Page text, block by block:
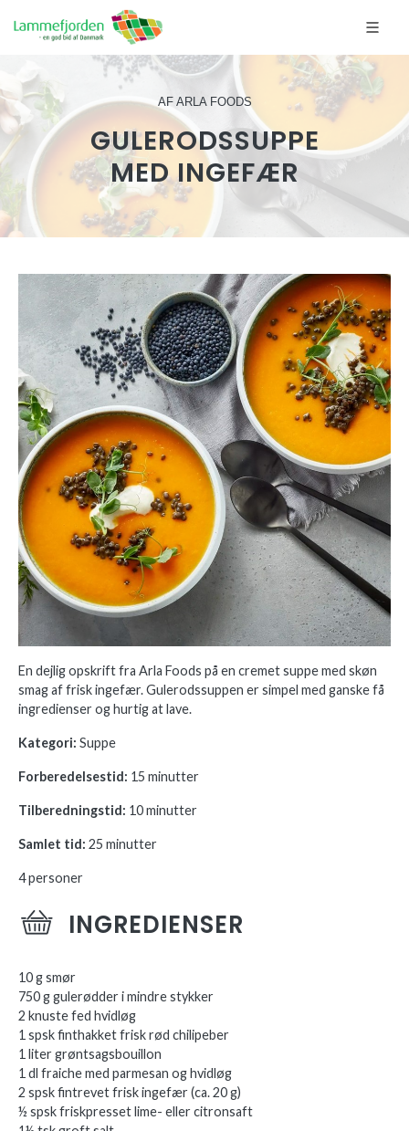
AF ARLA FOODS
GULERODSSUPPE
MED INGEFÆR
En dejlig opskrift fra Arla Foods på en cremet suppe med skøn
smag af frisk ingefær. Gulerodssuppen er simpel med ganske få
ingredienser og hurtig at lave.
Kategori: Suppe
Forberedelsestid: 15 minutter
Tilberedningstid: 10 minutter
Samlet tid: 25 minutter
4 personer
INGREDIENSER
10 g smør
750 g gulerødder i mindre stykker
2 knuste fed hvidløg
1 spsk finthakket frisk rød chilipeber
1 liter grøntsagsbouillon
1 dl fraiche med parmesan og hvidløg
2 spsk fintrevet frisk ingefær (ca. 20 g)
½ spsk friskpresset lime- eller citronsaft